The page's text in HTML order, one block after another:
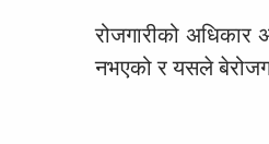
रोजगारीको अधिकार
नभएको र यसले